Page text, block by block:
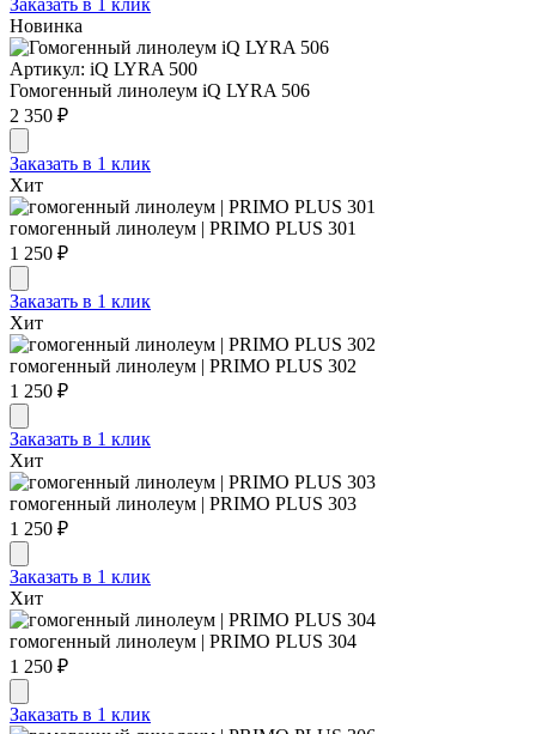
Заказать в 1 клик
Новинка
Артикул: iQ LYRA 500
Гомогенный линолеум iQ LYRA 506
2 350 ₽
Заказать в 1 клик
Хит
гомогенный линолеум | PRIMO PLUS 301
1 250 ₽
Заказать в 1 клик
Хит
гомогенный линолеум | PRIMO PLUS 302
1 250 ₽
Заказать в 1 клик
Хит
гомогенный линолеум | PRIMO PLUS 303
1 250 ₽
Заказать в 1 клик
Хит
гомогенный линолеум | PRIMO PLUS 304
1 250 ₽
Заказать в 1 клик